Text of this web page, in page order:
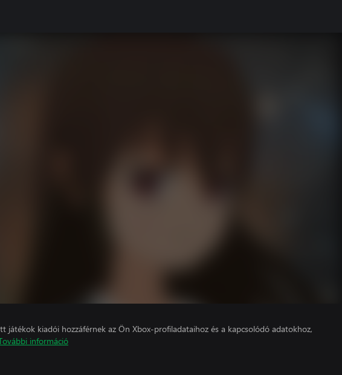
játékok kiadói hozzáférnek az Ön Xbox-profiladataihoz és a kapcsolódó adatokhoz,
információ